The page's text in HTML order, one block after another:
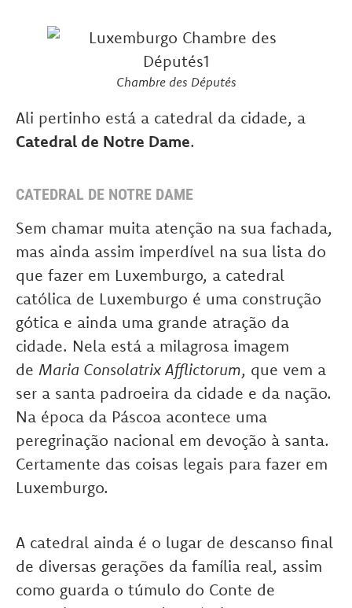
Chambre des Députés
Ali pertinho está a catedral da cidade, a
Catedral de Notre Dame.
CATEDRAL DE NOTRE DAME
Sem chamar muita atenção na sua fachada,
mas ainda assim imperdível na sua lista do
que fazer em Luxemburgo, a catedral
católica de Luxemburgo é uma construção
gótica e ainda uma grande atração da
cidade. Nela está a milagrosa imagem
de Maria Consolatrix Afflictorum, que vem a
ser a santa padroeira da cidade e da nação.
Na época da Páscoa acontece uma
peregrinação nacional em devoção à santa.
Certamente das coisas legais para fazer em
Luxemburgo.
A catedral ainda é o lugar de descanso final
de diversas gerações da família real, assim
como guarda o túmulo do Conte de